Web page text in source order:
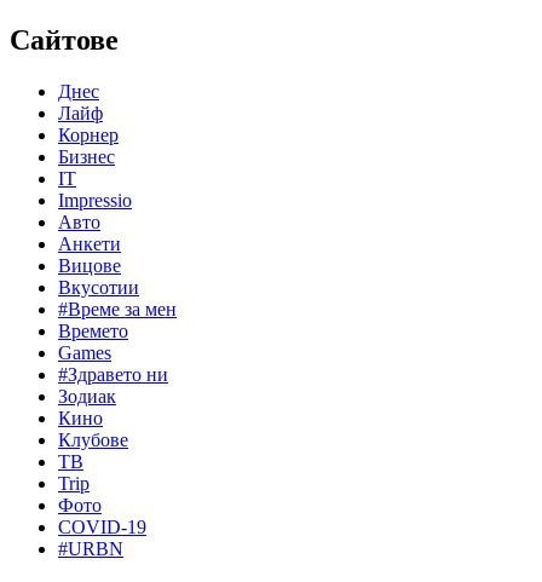
Сайтове
Днес
Лайф
Корнер
Бизнес
IT
Impressio
Авто
Анкети
Вицове
Вкусотии
#Време за мен
Времето
Games
#Здравето ни
Зодиак
Кино
Клубове
ТВ
Trip
Фото
COVID-19
#URBN